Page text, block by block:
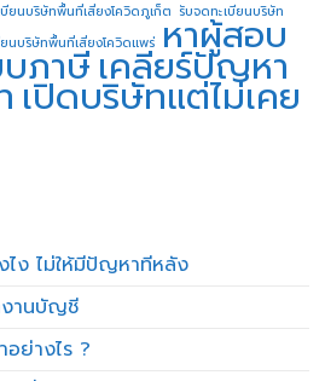
บียนบริษัทพื้นที่เสี่ยงโควิดภูเก็ต รับจดทะเบียนบริษัท
ยนบริษัทพื้นที่เสี่ยงโควิดแพร่ หาผู้สอบ
บภาษี เคลียร์ปัญหา
เปิดบริษัทแต่ไม่เคย
ง ไม่ให้มีปัญหาทีหลัง
งานบัญชี
อย่างไร ?